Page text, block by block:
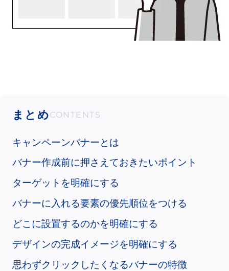
まとめ
キャンペーンバナーとは
バナー作成前に押さえておきたいポイント
ターゲットを明確にする
バナーに入れる要素の優先順位をつける
どこに設置するのかを明確にする
デザインの完成イメージを明確にする
思わずクリックしたくなるバナーの特徴